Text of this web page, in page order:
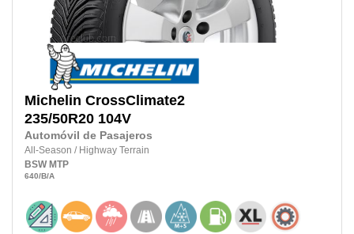
Michelin CrossClimate2
235/50R20 104V
Automóvil de Pasajeros
All-Season / Highway Terrain
BSW MTP
640/B/A